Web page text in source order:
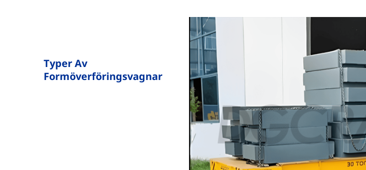
Typer Av
Formöverföringsvagnar